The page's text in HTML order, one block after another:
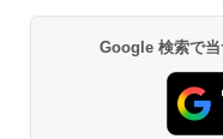
Google 検索で当